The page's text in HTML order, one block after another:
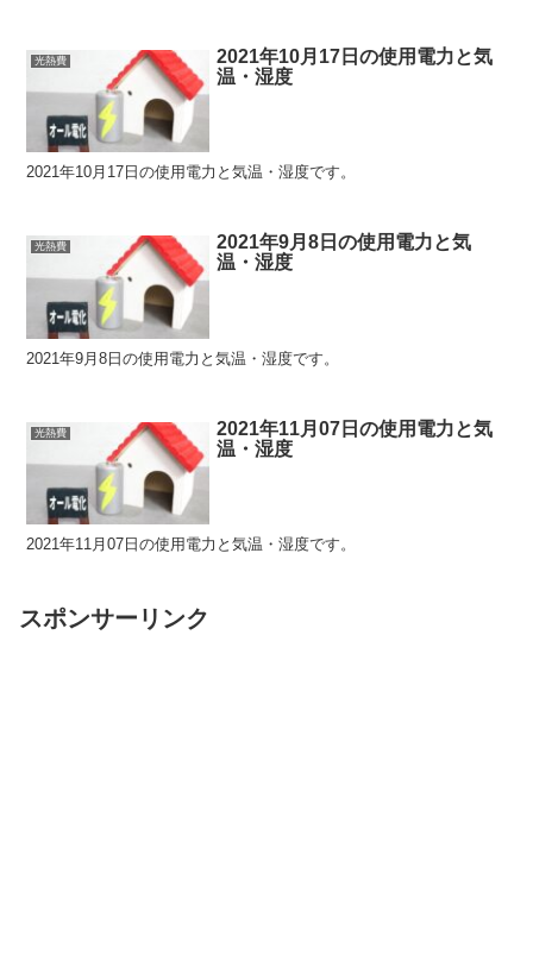
光熱費
2021年10月17日の使用電力と気
温・湿度
2021年10月17日の使用電力と気温・湿度です。
光熱費
2021年9月8日の使用電力と気
温・湿度
2021年9月8日の使用電力と気温・湿度です。
光熱費
2021年11月07日の使用電力と気
温・湿度
2021年11月07日の使用電力と気温・湿度です。
スポンサーリンク